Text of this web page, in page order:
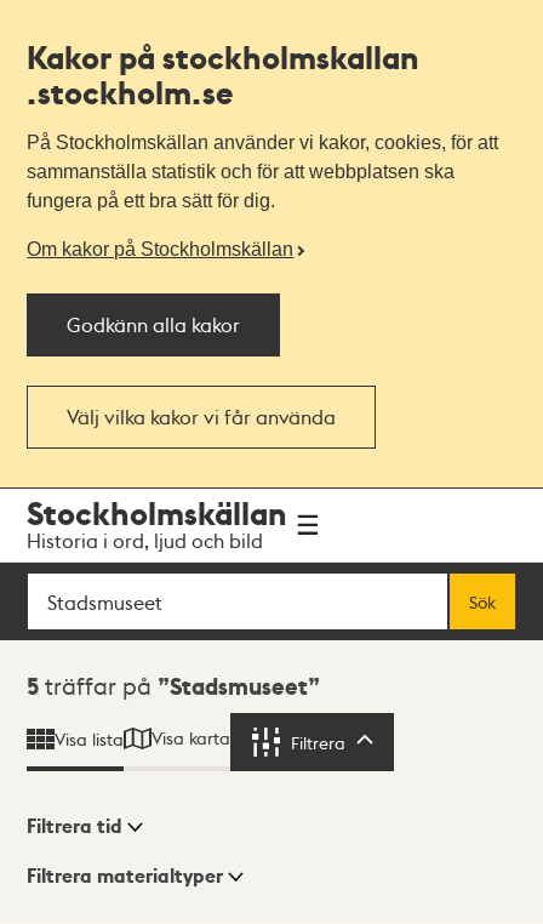
Kakor på stockholmskallan
.stockholm.se
På Stockholmskällan använder vi kakor, cookies, för att
sammanställa statistik och för att webbplatsen ska
fungera på ett bra sätt för dig.
Om kakor på Stockholmskällan
Godkänn alla kakor
Välj vilka kakor vi får använda
navigationen
huvudinnehållet
Stockholmskällan
Historia i ord, ljud och bild
Sök
Sök
Sökresultat
5 träffar på Stadsmuseet
Visa lista Visa karta Filtrera
Visningsläge
Filtrera tid
Filtrera materialtyper